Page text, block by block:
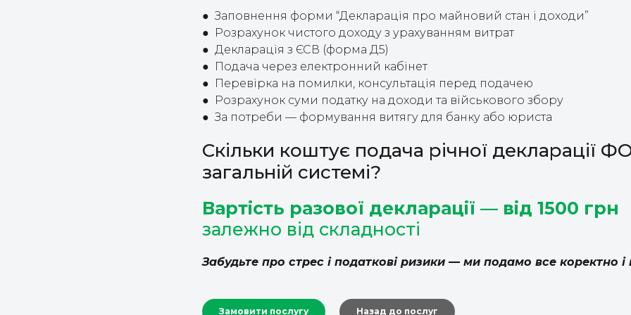
● Заповнення форми “Декларація про майновий стан і доходи”
● Розрахунок чистого доходу з урахуванням витрат
● Декларація з ЄСВ (форма Д5)
● Подача через електронний кабінет
● Перевірка на помилки, консультація перед подачею
● Розрахунок суми податку на доходи та військового збору
● За потреби — формування витягу для банку або юриста
Скільки коштує подача річної декларації
загальній системі?
Вартість разової декларації — від 1500 грн
залежно від складності
Забудьте про стрес і податкові ризики — ми подамо все коректно і
Замовити послугу Назад до послуг